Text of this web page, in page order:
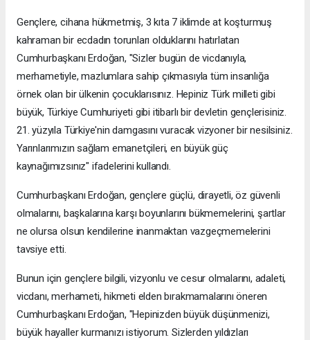
Gençlere, cihana hükmetmiş, 3 kıta 7 iklimde at koşturmuş
kahraman bir ecdadın torunları olduklarını hatırlatan
Cumhurbaşkanı Erdoğan, "Sizler bugün de vicdanıyla,
merhametiyle, mazlumlara sahip çıkmasıyla tüm insanlığa
örnek olan bir ülkenin çocuklarısınız. Hepiniz Türk milleti gibi
büyük, Türkiye Cumhuriyeti gibi itibarlı bir devletin gençlerisiniz.
21. yüzyıla Türkiye'nin damgasını vuracak vizyoner bir nesilsiniz.
Yarınlarımızın sağlam emanetçileri, en büyük güç
kaynağımızsınız" ifadelerini kullandı.
Cumhurbaşkanı Erdoğan, gençlere güçlü, dirayetli, öz güvenli
olmalarını, başkalarına karşı boyunlarını bükmemelerini, şartlar
ne olursa olsun kendilerine inanmaktan vazgeçmemelerini
tavsiye etti.
Bunun için gençlere bilgili, vizyonlu ve cesur olmalarını, adaleti,
vicdanı, merhameti, hikmeti elden bırakmamalarını öneren
Cumhurbaşkanı Erdoğan, "Hepinizden büyük düşünmenizi,
büyük hayaller kurmanızı istiyorum. Sizlerden yıldızları